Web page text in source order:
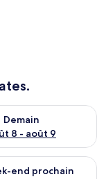
8
Demain
8 - août 9
pour
7 - août 9
end prochain
pour